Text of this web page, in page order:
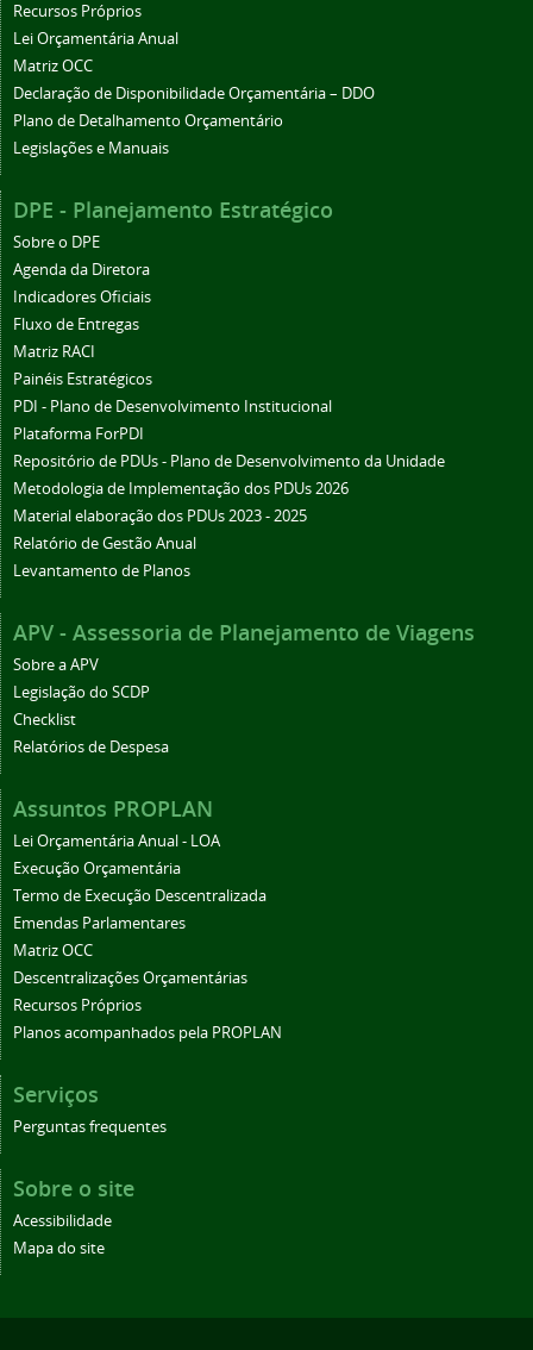
Recursos Próprios
Lei Orçamentária Anual
Matriz OCC
Declaração de Disponibilidade Orçamentária – DDO
Plano de Detalhamento Orçamentário
Legislações e Manuais
DPE - Planejamento Estratégico
Sobre o DPE
Agenda da Diretora
Indicadores Oficiais
Fluxo de Entregas
Matriz RACI
Painéis Estratégicos
PDI - Plano de Desenvolvimento Institucional
Plataforma ForPDI
Repositório de PDUs - Plano de Desenvolvimento da Unidade
Metodologia de Implementação dos PDUs 2026
Material elaboração dos PDUs 2023 - 2025
Relatório de Gestão Anual
Levantamento de Planos
APV - Assessoria de Planejamento de Viagens
Sobre a APV
Legislação do SCDP
Checklist
Relatórios de Despesa
Assuntos PROPLAN
Lei Orçamentária Anual - LOA
Execução Orçamentária
Termo de Execução Descentralizada
Emendas Parlamentares
Matriz OCC
Descentralizações Orçamentárias
Recursos Próprios
Planos acompanhados pela PROPLAN
Serviços
Perguntas frequentes
Sobre o site
Acessibilidade
Mapa do site